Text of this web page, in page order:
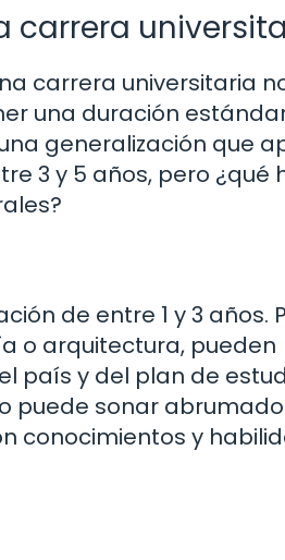
carrera
carrera universitaria
una duración
generalización que
3 y 5 años, pero ¿qué
de entre 1 y 3 años.
o arquitectura, pueden
país y del plan de
puede sonar
conocimientos y